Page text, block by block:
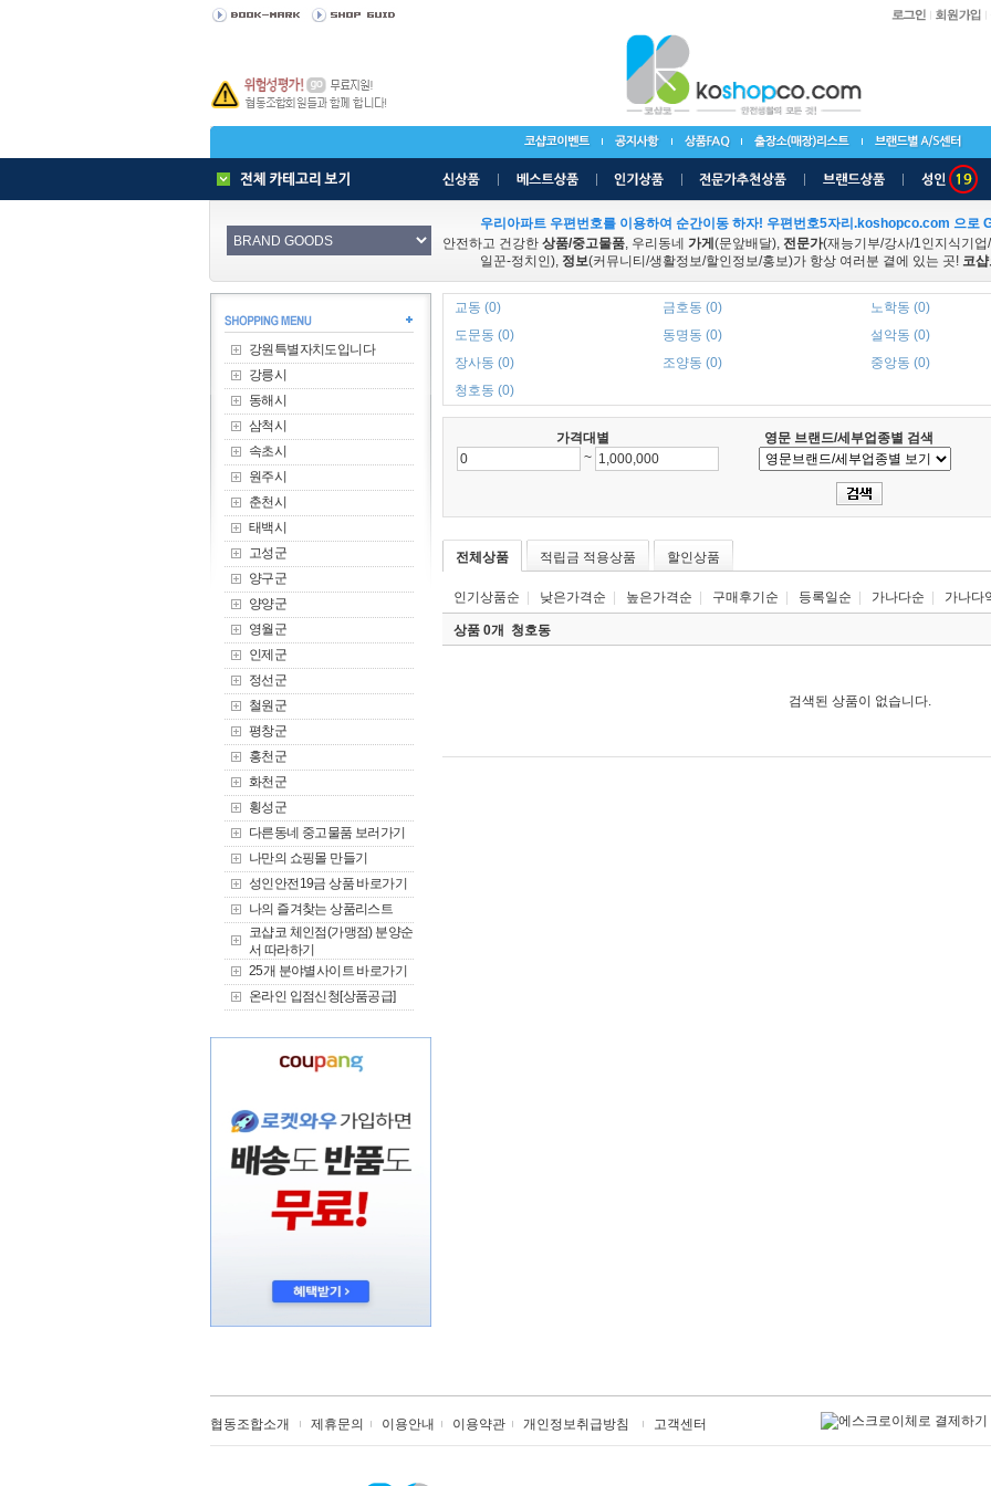
우리아파트 우편번호를 이용하여 순간이동 하자! 우편번호5자리.koshopco.com 으로
안전하고 건강한 상품/중고물품, 우리동네 가게 (문앞배달), 전문가(재능기부/강사/1인지식기업
일꾼-정치인), 정보(커뮤니티/생활정보/할인정보/홍보)가 항상 여러분 곁에 있는 곳! 코
강원특별자치도입니다
강릉시
동해시
삼척시
속초시
원주시
춘천시
태백시
고성군
양구군
양양군
영월군
인제군
정선군
철원군
평창군
홍천군
화천군
횡성군
다른동네 중고물품 보러가기
나만의 쇼핑몰 만들기
성인안전19금 상품 바로가기
나의 즐겨찾는 상품리스트
코샵코 체인점(가맹점) 분양순
서 따라하기
25개 분야별사이트 바로가기
온라인 입점신청[상품공급]
교동 (0) 금호동 (0)
노학동 (0)
도문동 (0)
동명동 (0)
설악동 (0)
장사동 (0)
조양동 (0)
중앙동 (0)
청호동 (0)
가격대별
영문 브랜드/세부업종별 검색
~
전체상품 적립금 적용상품 할인상품
인기상품순 낮은가격순 높은가격순 구매후기순 등록일순 가나다순 가나다
상품 0개 청호동
검색된 상품이 없습니다.
협동조합소개 제휴문의 이용안내 이용약관 개인정보취급방침 고객센터